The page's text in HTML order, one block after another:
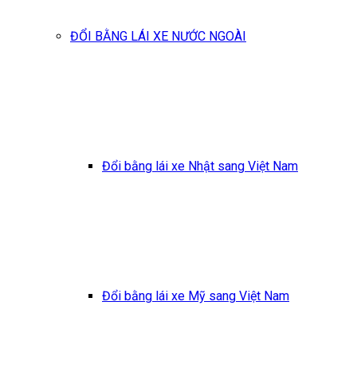
ĐỔI BẰNG LÁI XE NƯỚC NGOÀI
Đổi bằng lái xe Nhật sang Việt Nam
Đổi bằng lái xe Mỹ sang Việt Nam